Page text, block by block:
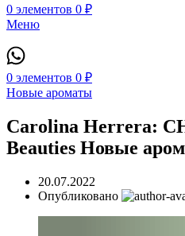
0 элементов 0 ₽
Меню
0 элементов 0 ₽
Новые ароматы
Carolina Herrera:
Beauties Новые
20.07.2022
Опубликовано